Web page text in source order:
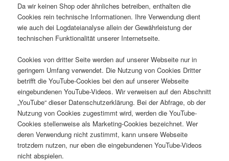
Da wir keinen Shop oder ähnliches betreiben, enthalten die
Cookies rein technische Informationen. Ihre Verwendung dient
wie auch dei Logdateianalyse allein der Gewährleistung der
technischen Funktionalität unserer Internetseite.
Cookies von dritter Seite werden auf unserer Webseite nur in
geringem Umfang verwendet. Die Nutzung von Cookies Dritter
betrifft die YouTube-Cookies bei den auf unserer Webseite
eingebundenen YouTube-Videos. Wir verweisen auf den Abschnitt
„YouTube“ dieser Datenschutzerklärung. Bei der Abfrage, ob der
Nutzung von Cookies zugestimmt wird, werden die YouTube-
Cookies stellenweise als Marketing-Cookies bezeichnet. Wer
deren Verwendung nicht zustimmt, kann unsere Webseite
trotzdem nutzen, nur eben die eingebundenen YouTube-Videos
nicht abspielen.